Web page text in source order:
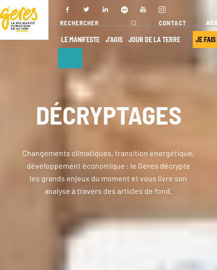
CONTACT
LE MANIFESTE J’AGIS JOUR DE LA TERRE JE FAIS
DÉCOUVRIR
Qui sommes-
Gouvernance
Transparence
Nos
partenaires
Rapport
NOS ACTIONS
Pays
d’intervention
Nos
expertises
Offres de
services
DÉCRYPTAGES
Changements climatiques, transition énergétique,
développement économique : le Geres décrypte
les grands enjeux du moment et vous livre son
analyse à travers des articles de fond.